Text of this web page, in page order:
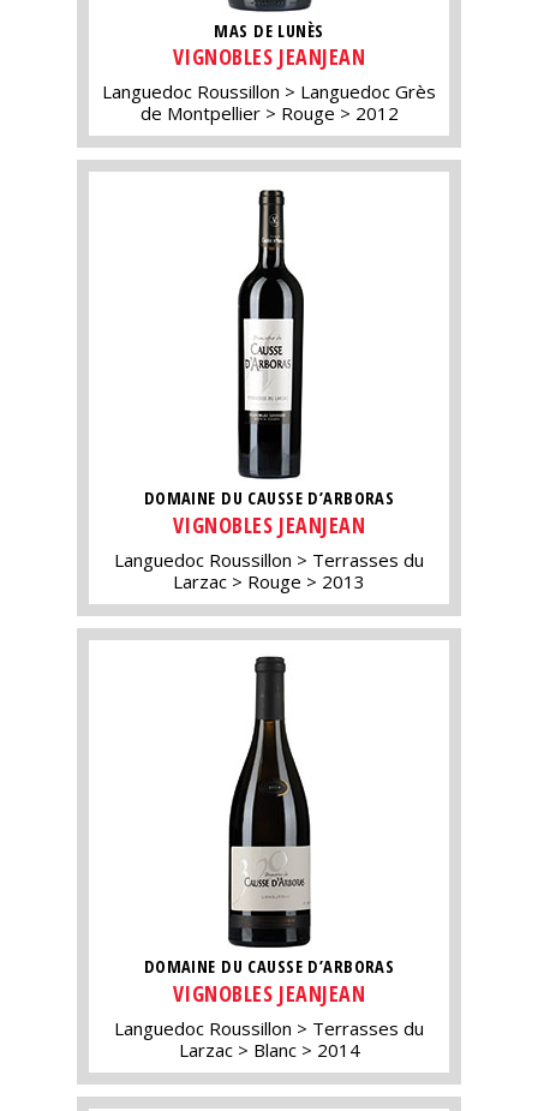
MAS DE LUNÈS
VIGNOBLES JEANJEAN
Languedoc Roussillon
Languedoc Grès
de Montpellier
Rouge 2012
DOMAINE DU CAUSSE D’ARBORAS
VIGNOBLES JEANJEAN
Languedoc Roussillon
Terrasses du
Larzac
Rouge 2013
DOMAINE DU CAUSSE D’ARBORAS
VIGNOBLES JEANJEAN
Languedoc Roussillon
Terrasses du
Larzac
Blanc 2014